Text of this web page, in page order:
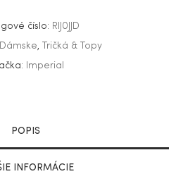
číslo: RIJ0JJD
Dámske,
Tričká & Topy
Imperial
POPIS
INFORMÁCIE